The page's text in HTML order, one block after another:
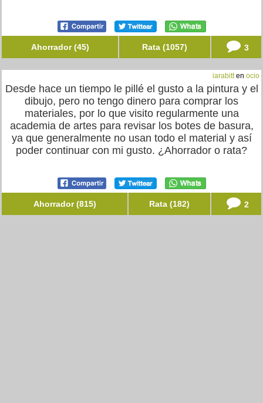
Ahorrador (45) Rata (1057) 3
iarabitten ocio
Desde hace un tiempo le pillé el gusto a la pintura y el
dibujo, pero no tengo dinero para comprar los
materiales, por lo que visito regularmente una
academia de artes para revisar los botes de basura,
ya que generalmente no usan todo el material y así
poder continuar con mi gusto. ¿Ahorrador o rata?
Ahorrador (815) Rata (182) 2